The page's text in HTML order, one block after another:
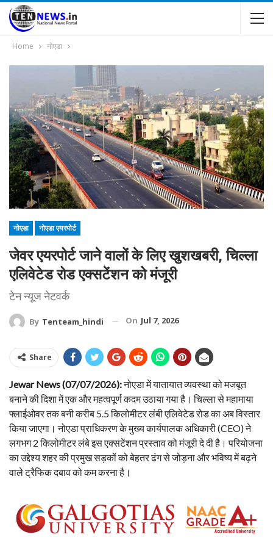
Home नोएडा
नोएडा नोएडा एयरपोर्ट
जेवर एयरपोर्ट जाने वालों के लिए खुशखबरी, चिल्ला
एलिवेटेड रोड एक्सटेंशन को मंजूरी
टेन न्यूज नेटवर्क
By Tenteam_hindi On Jul 7, 2026
Share
Jewar News (07/07/2026):नोएडा में यातायात व्यवस्था को मजबूत
बनाने की दिशा में एक और महत्वपूर्ण कदम उठाया गया है। चिल्ला से महामाया
फ्लाईओवर तक बनी करीब 5.5 किलोमीटर लंबी एलिवेटेड रोड का अब विस्तार
किया जाएगा। नोएडा प्राधिकरण के मुख्य कार्यपालक अधिकारी (CEO) ने
लगभग 2 किलोमीटर लंबे इस एक्सटेंशन प्रस्ताव को मंजूरी दे दी है। परियोजना
का उद्देश्य शहर की प्रमुख सड़कों को बेहतर ढंग से जोड़ना और भविष्य में बढ़ने
वाले ट्रैफिक दबाव को कम करना है।